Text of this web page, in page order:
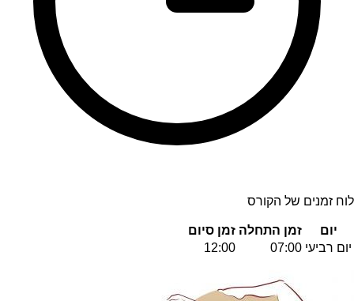
לוח זמנים של הקורס
יום זמן התחלה זמן סיום
יום רביעי 07:00
12:00